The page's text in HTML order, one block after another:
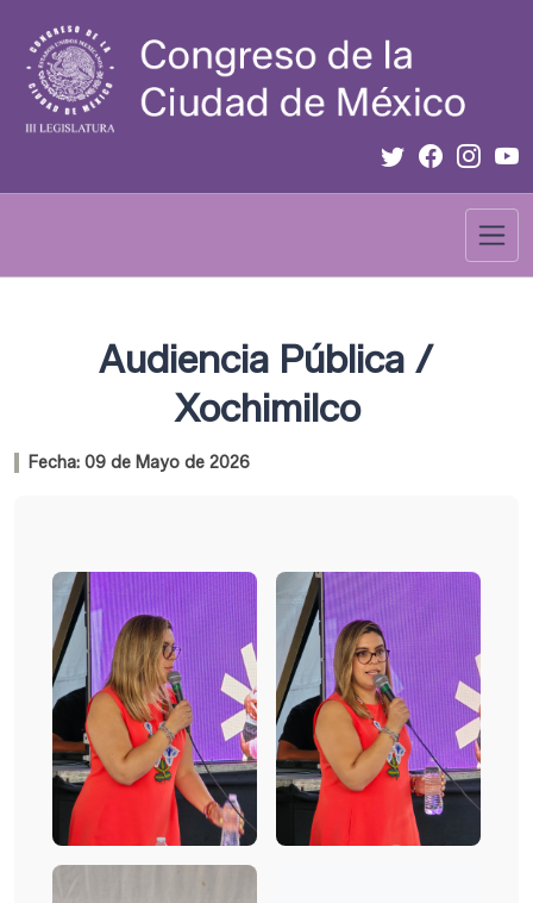
Audiencia Pública /
Xochimilco
Fecha: 09 de Mayo de 2026